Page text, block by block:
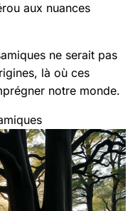
aux nuances
ne serait pas
là où ces
notre monde.